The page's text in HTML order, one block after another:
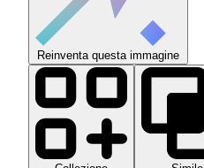
Reinventa questa immagine